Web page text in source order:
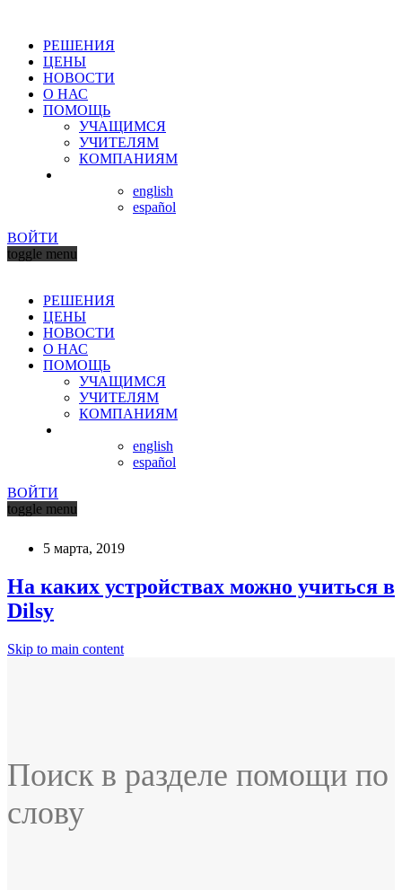
РЕШЕНИЯ
ЦЕНЫ
НОВОСТИ
О НАС
ПОМОЩЬ
УЧАЩИМСЯ
УЧИТЕЛЯМ
КОМПАНИЯМ
english
español
ВОЙТИ
toggle menu
РЕШЕНИЯ
ЦЕНЫ
НОВОСТИ
О НАС
ПОМОЩЬ
УЧАЩИМСЯ
УЧИТЕЛЯМ
КОМПАНИЯМ
english
español
ВОЙТИ
toggle menu
5 марта, 2019
На каких устройствах можно учиться в
Dilsy
Skip to main content
Поиск в разделе помощи по
слову